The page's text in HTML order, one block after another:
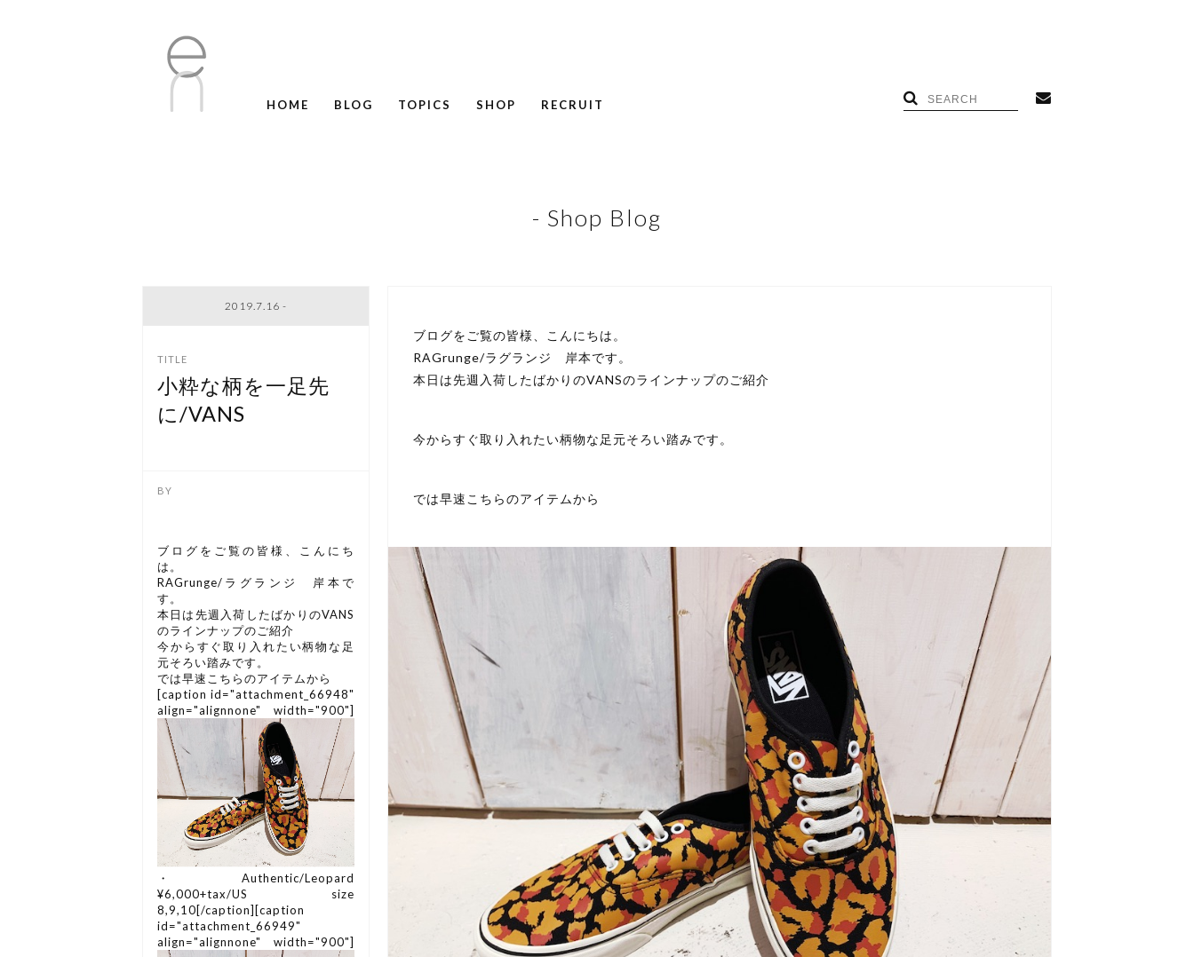
HOME BLOG
TOPICS
SHOP RECRUIT
- Shop Blog
2019.7.16 -
小粋な柄を一足先
に/VANS
ブログをご覧の皆様、こんにちは。
RAGrunge/ラグランジ 岸本です。
本日は先週入荷したばかりのVANSのラインナップのご紹介
今からすぐ取り入れたい柄物な足元そろい踏みです。
では早速こちらのアイテムから
ブログをご覧の皆様、こんにち
は。
RAGrunge/ラグランジ 岸本で
す。
本日は先週入荷したばかりのVANS
のラインナップのご紹介
今からすぐ取り入れたい柄物な足
元そろい踏みです。
では早速こちらのアイテムから
[caption id="attachment_66948"
align="alignnone" width="900"]
・Authentic/Leopard
¥6,000+tax/US size
8,9,10[/caption][caption
id="attachment_66949"
align="alignnone" width="900"]